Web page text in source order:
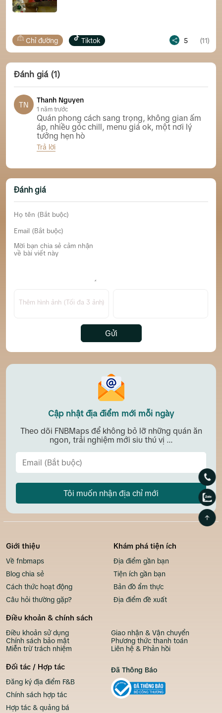
Tiktok Chỉ đường
Đánh giá (1)
TN
Thanh Nguyen
1 năm trước
Quán phong cách sang trọng, không gian ấm
áp, nhiều góc chill, menu giá ok, một nơi lý
tưởng hẹn hò
Trả lời
Đánh giá
Thêm hình ảnh (Tối đa 3 ảnh)
Gửi
Cập nhật địa điểm mới mỗi ngày
Theo dõi FNBMaps để không bỏ lỡ những quán ăn
ngon, trải nghiệm mới siu thú vị ...
Tôi muốn nhận địa chỉ mới
Giới thiệu
Về fnbmaps
Blog chia sẻ
Cách thức hoạt động
Câu hỏi thường gặp?
Khám phá tiện ích
Địa điểm gần bạn
Tiện ích gần bạn
Bản đồ ẩm thực
Địa điểm đề xuất
Điều khoản & chính sách
Điều khoản sử dụng
Chính sách bảo mật
Miễn trừ trách nhiệm
Giao nhận & Vận chuyển
Phương thức thanh toán
Liên hệ & Phản hồi
Đối tác / Hợp tác
Đăng ký địa điểm F&B
Chính sách hợp tác
Hợp tác & quảng bá
Đã Thông Báo